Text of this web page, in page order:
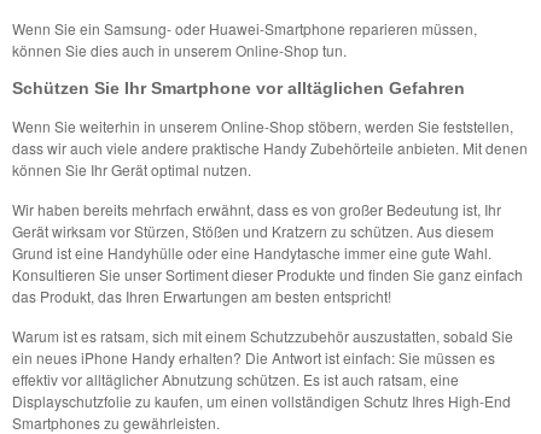
Wenn Sie ein Samsung- oder Huawei-Smartphone reparieren müssen,
können Sie dies auch in unserem Online-Shop tun.
Schützen Sie Ihr Smartphone vor alltäglichen Gefahren
Wenn Sie weiterhin in unserem Online-Shop stöbern, werden Sie feststellen,
dass wir auch viele andere praktische Handy Zubehörteile anbieten. Mit denen
können Sie Ihr Gerät optimal nutzen.
Wir haben bereits mehrfach erwähnt, dass es von großer Bedeutung ist, Ihr
Gerät wirksam vor Stürzen, Stößen und Kratzern zu schützen. Aus diesem
Grund ist eine Handyhülle oder eine Handytasche immer eine gute Wahl.
Konsultieren Sie unser Sortiment dieser Produkte und finden Sie ganz einfach
das Produkt, das Ihren Erwartungen am besten entspricht!
Warum ist es ratsam, sich mit einem Schutzzubehör auszustatten, sobald Sie
ein neues iPhone Handy erhalten? Die Antwort ist einfach: Sie müssen es
effektiv vor alltäglicher Abnutzung schützen. Es ist auch ratsam, eine
Displayschutzfolie zu kaufen, um einen vollständigen Schutz Ihres High-End
Smartphones zu gewährleisten.